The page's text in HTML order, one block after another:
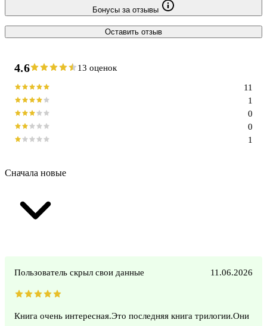
Бонусы за отзывы
Оставить отзыв
4.6 13 оценок
1
0
0
1
11
Сначала новые
Пользователь скрыл свои данные 11.06.2026
Книга очень интересная.Это последняя книга трилогии.Они